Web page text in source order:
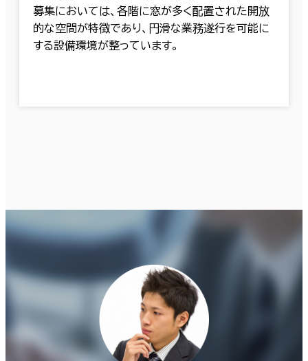
募集においては、各階に窓が多く配置された開放
的な空間が特徴であり、円滑な業務遂行を可能に
する設備環境が整っています。